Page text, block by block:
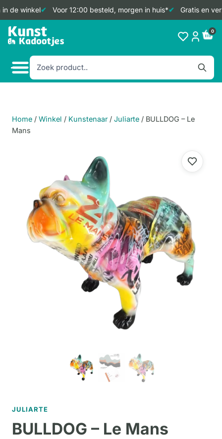
de winkel Voor 12:00 besteld, morgen in huis* Gratis en
Doorgaan
naar
0
Home / Winkel / Kunstenaar / Juliarte / BULLDOG – Le
Mans
JULIARTE
BULLDOG – Le Mans